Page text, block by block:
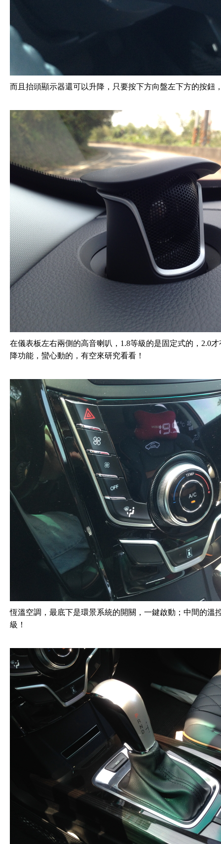
而且抬頭顯示器還可以升降，只要按下方向盤左下方的按鈕
在儀表板左右兩側的高音喇叭，1.8等級的是固定式的，2.0
降功能，蠻心動的，有空來研究看看！
恆溫空調，最底下是環景系統的開關，一鍵啟動；中間的溫
級！